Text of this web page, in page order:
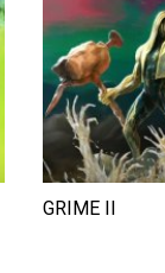
GRIME II